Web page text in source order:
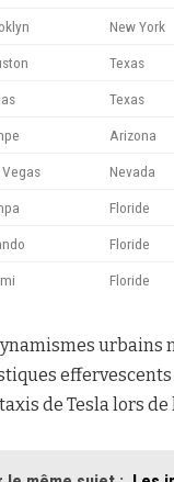
New York
Texas
Texas
Arizona
Vegas Nevada
Floride
Floride
Floride
urbains
de Tesla lors